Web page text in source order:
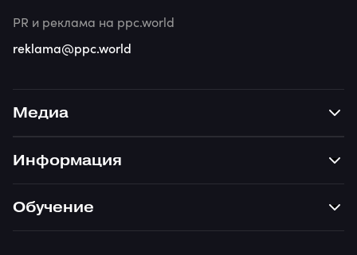
Медиа
Информация
Обучение
PR и реклама на ppc.world
reklama@ppc.world